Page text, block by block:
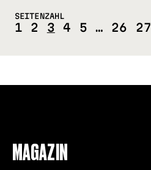
SEITENZAHL
1 2 3 4 5 … 26 27
MAGAZIN